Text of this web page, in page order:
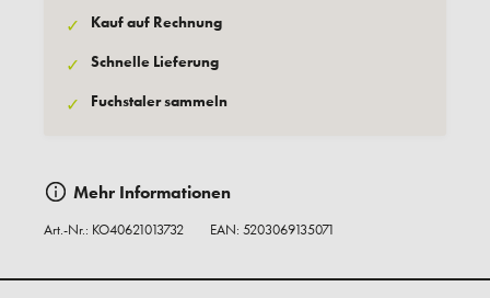
✓ Kauf auf Rechnung
✓ Schnelle Lieferung
✓ Fuchstaler sammeln
Mehr Informationen
Art.-Nr.: KO40621013732 EAN: 5203069135071